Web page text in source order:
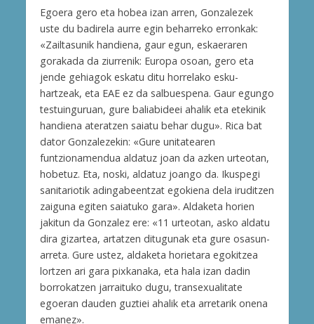
Egoera gero eta hobea izan arren, Gonzalezek
uste du badirela aurre egin beharreko erronkak:
«Zailtasunik handiena, gaur egun, eskaeraren
gorakada da ziurrenik: Europa osoan, gero eta
jende gehiagok eskatu ditu horrelako esku-
hartzeak, eta EAE ez da salbuespena. Gaur egungo
testuinguruan, gure baliabideei ahalik eta etekinik
handiena ateratzen saiatu behar dugu». Rica bat
dator Gonzalezekin: «Gure unitatearen
funtzionamendua aldatuz joan da azken urteotan,
hobetuz. Eta, noski, aldatuz joango da. Ikuspegi
sanitariotik adingabeentzat egokiena dela iruditzen
zaiguna egiten saiatuko gara». Aldaketa horien
jakitun da Gonzalez ere: «11 urteotan, asko aldatu
dira gizartea, artatzen ditugunak eta gure osasun-
arreta. Gure ustez, aldaketa horietara egokitzea
lortzen ari gara pixkanaka, eta hala izan dadin
borrokatzen jarraituko dugu, transexualitate
egoeran dauden guztiei ahalik eta arretarik onena
emanez».